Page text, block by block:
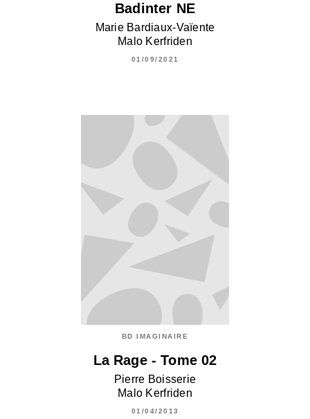
Badinter NE
Marie Bardiaux-Vaïente
Malo Kerfriden
01/09/2021
BD IMAGINAIRE
La Rage - Tome 02
Pierre Boisserie
Malo Kerfriden
01/04/2013